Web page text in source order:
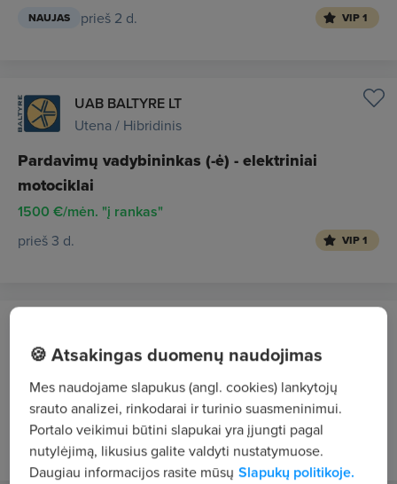
NAUJAS prieš 2 d. VIP 1
UAB BALTYRE LT
Utena / Hibridinis
Pardavimų vadybininkas (-ė) - elektriniai
motociklai
1500 €/mėn. "į rankas"
prieš 3 d. VIP 1
Vilnius
Sandėlio darbuotojas
1250 - 1400 €/mėn. "į rankas"
prieš 1 sav.
🍪 Atsakingas duomenų naudojimas
Mes naudojame slapukus (angl. cookies) lankytojų
srauto analizei, rinkodarai ir turinio suasmeninimui.
Portalo veikimui būtini slapukai yra įjungti pagal
nutylėjimą, likusius galite valdyti nustatymuose.
Daugiau informacijos rasite mūsų Slapukų politikoje.